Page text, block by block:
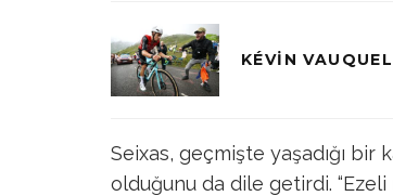
KÉVIN
Seixas, geçmişte yaşadığı bir
olduğunu da dile getirdi. “Ezeli